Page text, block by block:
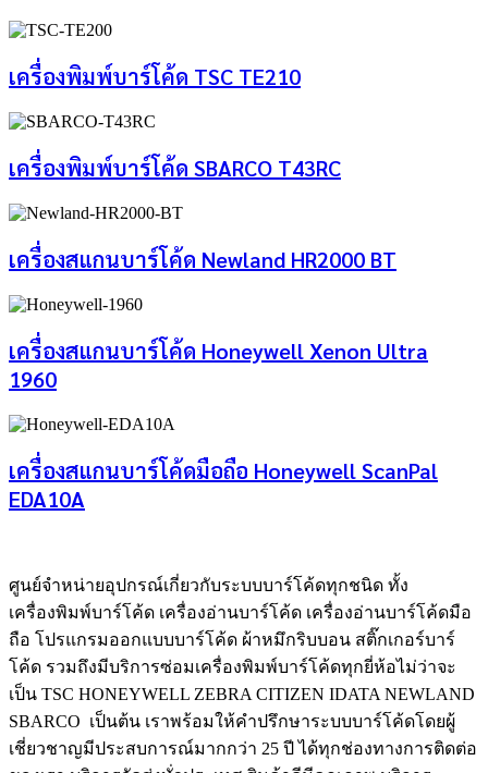
เครื่องพิมพ์บาร์โค้ด TSC TE210
เครื่องพิมพ์บาร์โค้ด SBARCO T43RC
เครื่องสแกนบาร์โค้ด Newland HR2000 BT
เครื่องสแกนบาร์โค้ด Honeywell Xenon Ultra
1960
เครื่องสแกนบาร์โค้ดมือถือ Honeywell ScanPal
EDA10A
ศูนย์จําหน่ายอุปกรณ์เกี่ยวกับระบบบาร์โค้ดทุกชนิด ทั้ง
เครื่องพิมพ์บาร์โค้ด เครื่องอ่านบาร์โค้ด เครื่องอ่านบาร์โค้ดมือ
ถือ โปรแกรมออกแบบบาร์โค้ด ผ้าหมึกริบบอน สติ๊กเกอร์บาร์
โค้ด รวมถึงมีบริการซ่อมเครื่องพิมพ์บาร์โค้ดทุกยี่ห้อไม่ว่าจะ
เป็น TSC HONEYWELL ZEBRA CITIZEN IDATA NEWLAND
SBARCO เป็นต้น เราพร้อมให้คำปรึกษาระบบบาร์โค้ดโดยผู้
เชี่ยวชาญมีประสบการณ์มากกว่า 25 ปี ได้ทุกช่องทางการติดต่อ